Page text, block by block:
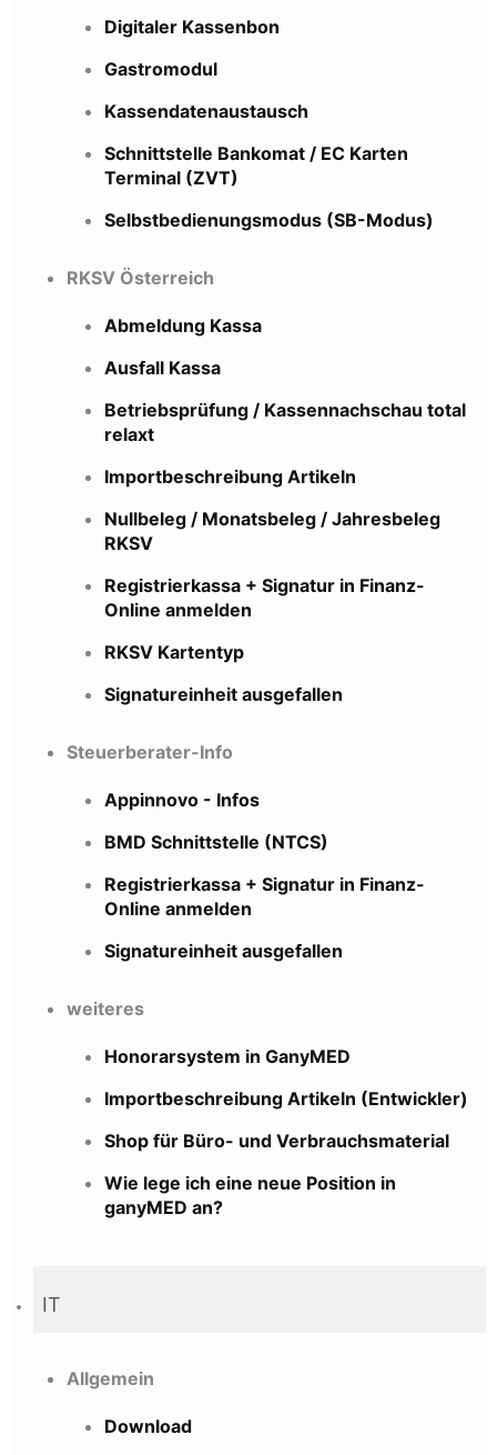
Digitaler Kassenbon
Gastromodul
Kassendatenaustausch
Schnittstelle Bankomat / EC Karten
Terminal (ZVT)
Selbstbedienungsmodus (SB-Modus)
RKSV Österreich
Abmeldung Kassa
Ausfall Kassa
Betriebsprüfung / Kassennachschau total
relaxt
Importbeschreibung Artikeln
Nullbeleg / Monatsbeleg / Jahresbeleg
RKSV
Registrierkassa + Signatur in Finanz-
Online anmelden
RKSV Kartentyp
Signatureinheit ausgefallen
Steuerberater-Info
Appinnovo - Infos
BMD Schnittstelle (NTCS)
Registrierkassa + Signatur in Finanz-
Online anmelden
Signatureinheit ausgefallen
weiteres
Honorarsystem in GanyMED
Importbeschreibung Artikeln (Entwickler)
Shop für Büro- und Verbrauchsmaterial
Wie lege ich eine neue Position in
ganyMED an?
IT
Allgemein
Download